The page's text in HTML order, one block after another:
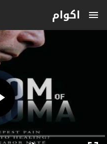
اكوام